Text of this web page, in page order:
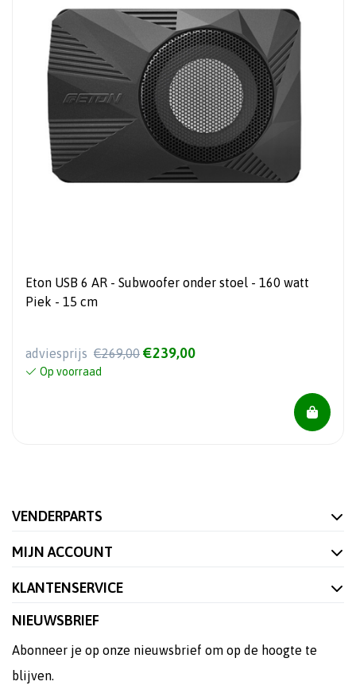
Eton USB 6 AR - Subwoofer onder stoel - 160 watt
Piek - 15 cm
adviesprijs €269,00 €239,00
Op voorraad
VENDERPARTS
MIJN ACCOUNT
KLANTENSERVICE
NIEUWSBRIEF
Abonneer je op onze nieuwsbrief om op de hoogte te
blijven.